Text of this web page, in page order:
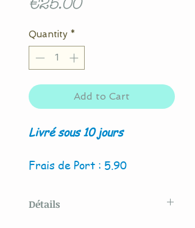
€25.00
Quantity *
Add to Cart
Livré sous 10 jours
Frais de Port : 5.90
Détails